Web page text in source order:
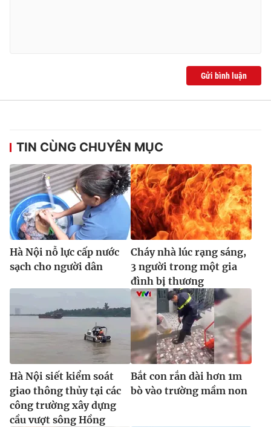
Gửi bình luận
TIN CÙNG CHUYÊN MỤC
Hà Nội nỗ lực cấp nước
sạch cho người dân
Cháy nhà lúc rạng sáng,
3 người trong một gia
đình bị thương
Hà Nội siết kiểm soát
giao thông thủy tại các
công trường xây dựng
cầu vượt sông Hồng
Bắt con rắn dài hơn 1m
bò vào trường mầm non